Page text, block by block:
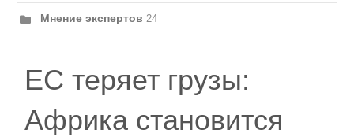
Мнение экспертов 24
ЕС теряет грузы:
Африка становится